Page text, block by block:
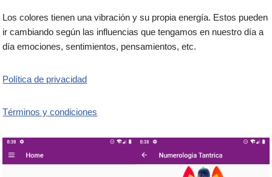
Los colores tienen una vibración y su propia energía. Estos pueden
ir cambiando según las influencias que tengamos en nuestro día a
día emociones, sentimientos, pensamientos, etc.
Política de privacidad
Términos y condiciones